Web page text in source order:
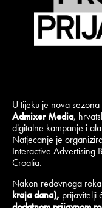
U tijeku je nova sezona
Admixer Media,
digitalne kampanje i
Natjecanje je
Interactive Advertising
Croatia.
Nakon redovnoga roka
kraja dana), prijavitelji